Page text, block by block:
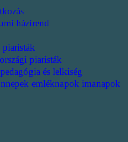
házirend
piaristák
piaristák
és lelkiség
emléknapok imanapok